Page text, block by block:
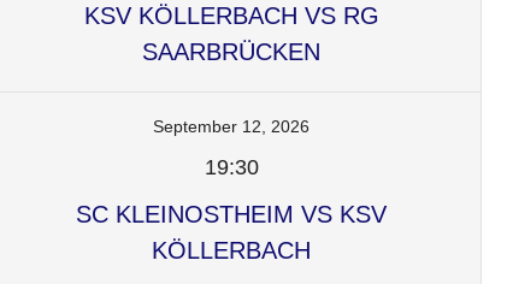
KSV KÖLLERBACH VS RG
SAARBRÜCKEN
September 12, 2026
19:30
SC KLEINOSTHEIM VS KSV
KÖLLERBACH